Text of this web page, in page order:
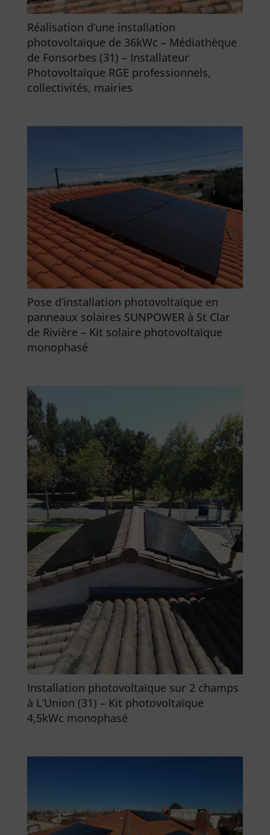
Réalisation d’une installation
photovoltaïque de 36kWc – Médiathèque
de Fonsorbes (31) – Installateur
Photovoltaïque RGE professionnels,
collectivités, mairies
Pose d’installation photovoltaïque en
panneaux solaires SUNPOWER à St Clar
de Rivière – Kit solaire photovoltaïque
monophasé
Installation photovoltaïque sur 2 champs
à L’Union (31) – Kit photovoltaïque
4,5kWc monophasé